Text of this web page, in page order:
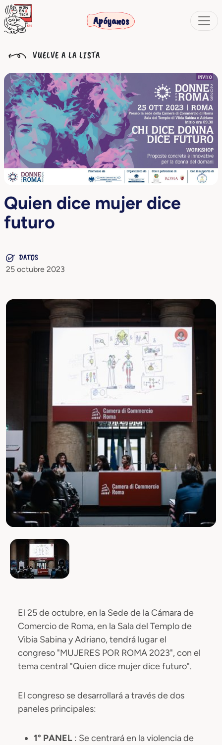
Apóyanos
VUELVE A LA LISTA
Quien dice mujer dice
futuro
DATOS
25 octubre 2023
El 25 de octubre, en la Sede de la Cámara de
Comercio de Roma, en la Sala del Templo de
Vibia Sabina y Adriano, tendrá lugar el
congreso "MUJERES POR ROMA 2023", con el
tema central "Quien dice mujer dice futuro".
El congreso se desarrollará a través de dos
paneles principales:
1° PANEL : Se centrará en la violencia de